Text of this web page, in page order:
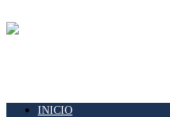
INICIO